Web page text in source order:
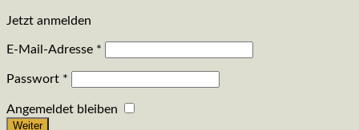
Jetzt anmelden
E-Mail-Adresse *
Passwort *
Angemeldet bleiben
Weiter